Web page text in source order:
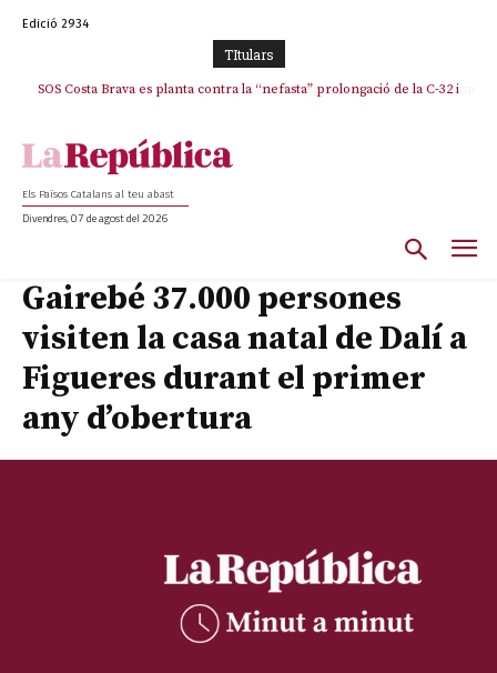
Edició 2934
TItulars
SOS Costa Brava es planta contra la “nefasta” prolongació de la C-32 i
La memòria viva de Josep Sunyol uneix l’esport i la cultura en un emotiu
Els Països Catalans al teu abast
Divendres, 07 de agost del 2026
Gairebé 37.000 persones
visiten la casa natal de Dalí a
Figueres durant el primer
any d’obertura